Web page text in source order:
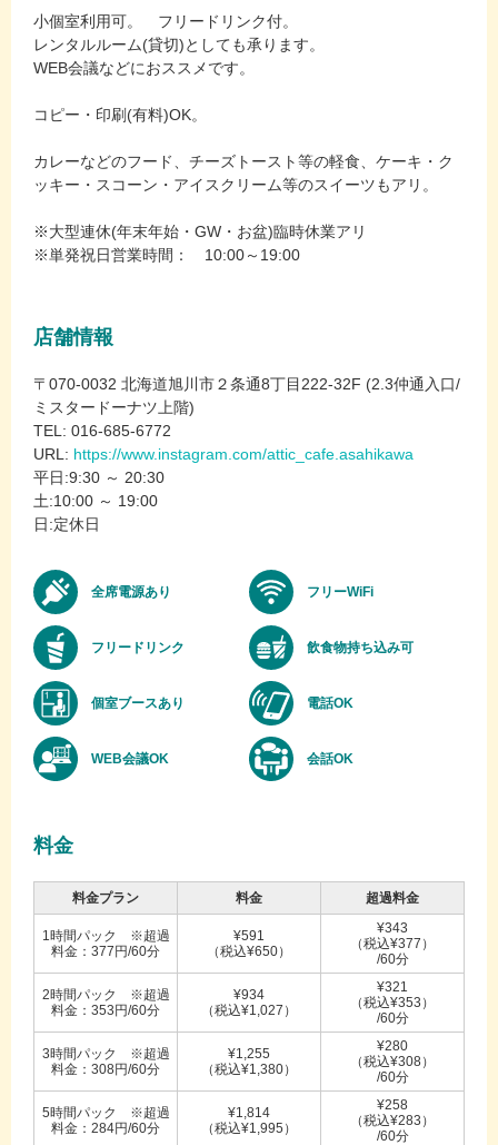
小個室利用可。 フリードリンク付。
レンタルルーム(貸切)としても承ります。
WEB会議などにおススメです。
コピー・印刷(有料)OK。
カレーなどのフード、チーズトースト等の軽食、ケーキ・ク
ッキー・スコーン・アイスクリーム等のスイーツもアリ。
※大型連休(年末年始・GW・お盆)臨時休業アリ
※単発祝日営業時間： 10:00～19:00
店舗情報
〒070-0032 北海道旭川市２条通8丁目222-32F (2.3仲通入口/
ミスタードーナツ上階)
TEL: 016-685-6772
URL: https://www.instagram.com/attic_cafe.asahikawa
平日:9:30 ～ 20:30
土:10:00 ～ 19:00
日:定休日
全席電源あり フリーWiFi
フリードリンク 飲食物持ち込み可
個室ブースあり 電話OK
WEB会議OK 会話OK
料金
料金プラン 料金 超過料金
1時間パック ※超過
料金：377円/60分
¥591
（税込¥650）
¥343
（税込¥377）
/60分
2時間パック ※超過
料金：353円/60分
¥934
（税込¥1,027）
¥321
（税込¥353）
/60分
3時間パック ※超過
料金：308円/60分
¥1,255
（税込¥1,380）
¥280
（税込¥308）
/60分
5時間パック ※超過
料金：284円/60分
¥1,814
（税込¥1,995）
¥258
（税込¥283）
/60分